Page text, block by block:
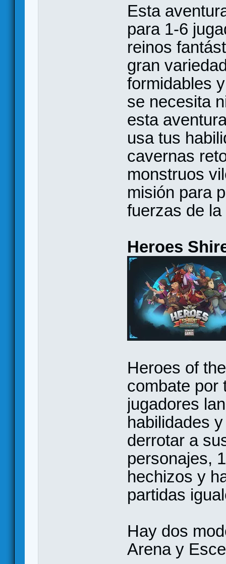
Esta
para 1-6
reinos
gran
formidables
se necesita
esta
usa tus
cavernas
monstruos
misión para
fuerzas de
Heroes
Heroes of
combate por
jugadores
habilidades
derrotar a
personajes,
hechizos y
partidas
Hay dos
Arena y